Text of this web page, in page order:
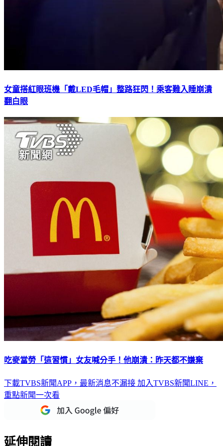
女童搭紅眼班機「戴LED毛帽」整路狂閃！乘客難入睡崩潰
翻白眼
吃麥當勞「這習慣」女友喊分手！他崩潰：昨天都不嫌棄
下載TVBS新聞APP，最新消息不漏接 加入TVBS新聞LINE，
重點新聞一次看
延伸閱讀